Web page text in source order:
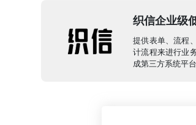
织信企业级
提供表单、流程
计流程来进行业
成第三方系统平台